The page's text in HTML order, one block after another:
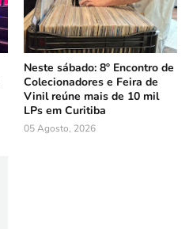
Neste sábado: 8º Encontro de
Colecionadores e Feira de
Vinil reúne mais de 10 mil
LPs em Curitiba
05 Agosto, 2026